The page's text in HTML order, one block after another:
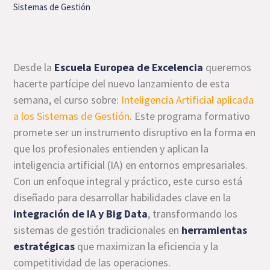
Sistemas de Gestión
Desde la Escuela Europea de Excelencia queremos
hacerte partícipe del nuevo lanzamiento de esta
semana, el curso sobre: Inteligencia Artificial aplicada
a los Sistemas de Gestión. Este programa formativo
promete ser un instrumento disruptivo en la forma en
que los profesionales entienden y aplican la
inteligencia artificial (IA) en entornos empresariales.
Con un enfoque integral y práctico, este curso está
diseñado para desarrollar habilidades clave en la
integración de IA y Big Data, transformando los
sistemas de gestión tradicionales en herramientas
estratégicas que maximizan la eficiencia y la
competitividad de las operaciones.